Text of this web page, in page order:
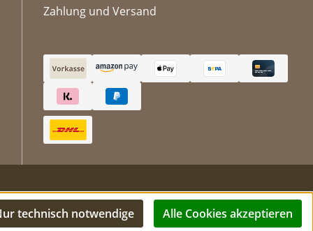
Zahlung und Versand
technisch notwendige Alle Cookies akzeptieren